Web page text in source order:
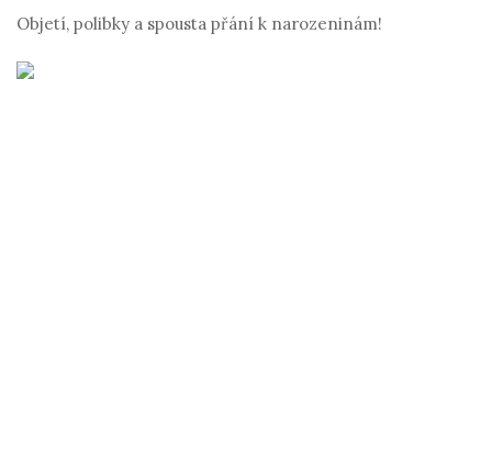
Objetí, polibky a spousta přání k narozeninám!